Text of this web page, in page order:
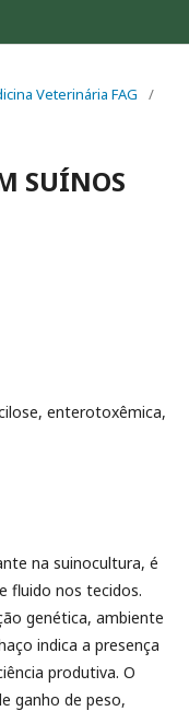
Veterinária FAG
/
SUÍNOS
enterotoxêmica,
na suinocultura, é
fluido nos tecidos.
genética, ambiente
indica a presença
produtiva. O
ganho de peso,